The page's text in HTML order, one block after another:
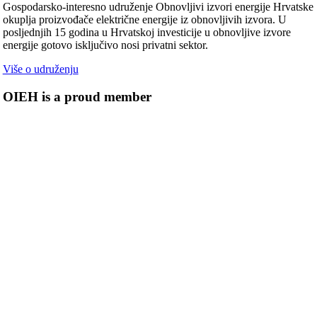
Gospodarsko-interesno udruženje Obnovljivi izvori energije Hrvatske
okuplja proizvođače električne energije iz obnovljivih izvora. U
posljednjih 15 godina u Hrvatskoj investicije u obnovljive izvore
energije gotovo isključivo nosi privatni sektor.
Više o udruženju
OIEH is a proud member